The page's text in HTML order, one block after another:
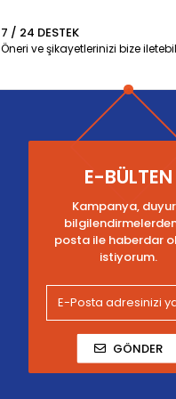
7 / 24 DESTEK
Öneri ve şikayetlerinizi bize
E-BÜLTEN
Kampanya,
posta ile haberdar
istiyorum.
GÖNDER